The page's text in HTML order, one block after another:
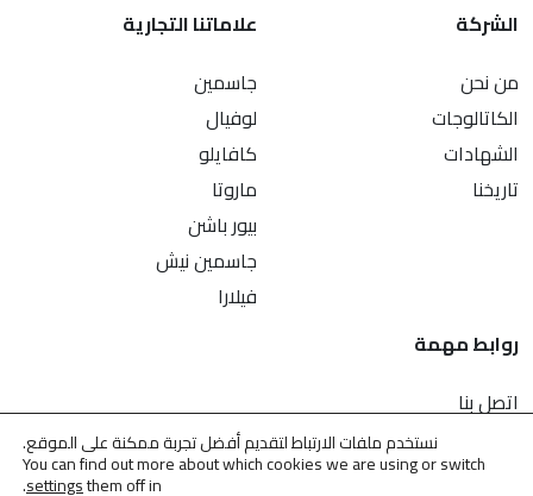
الشركة
من نحن
الكاتالوجات
الشهادات
تاريخنا
علاماتنا التجارية
جاسمين
لوفيال
كافايلو
ماروتا
بيور باشن
جاسمين نيش
فيلارا
روابط مهمة
اتصل بنا
سياسة الخصوصية
حماية البيانات الشخصية
نستخدم ملفات الارتباط لتقديم أفضل تجربة ممكنة على الموقع.
You can find out more about which cookies we are using or switch
them off in
settings
.